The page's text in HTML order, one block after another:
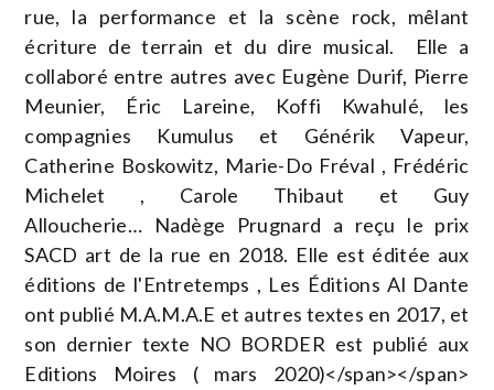
rue, la performance et la scène rock, mêlant
écriture de terrain et du dire musical. Elle a
collaboré entre autres avec Eugène Durif, Pierre
Meunier, Éric Lareine, Koffi Kwahulé, les
compagnies Kumulus et Générik Vapeur,
Catherine Boskowitz, Marie-Do Fréval , Frédéric
Michelet , Carole Thibaut et Guy
Alloucherie… Nadège Prugnard a reçu le prix
SACD art de la rue en 2018. Elle est éditée aux
éditions de l'Entretemps , Les Éditions Al Dante
ont publié M.A.M.A.E et autres textes en 2017, et
son dernier texte NO BORDER est publié aux
Editions Moires ( mars 2020)</span></span>